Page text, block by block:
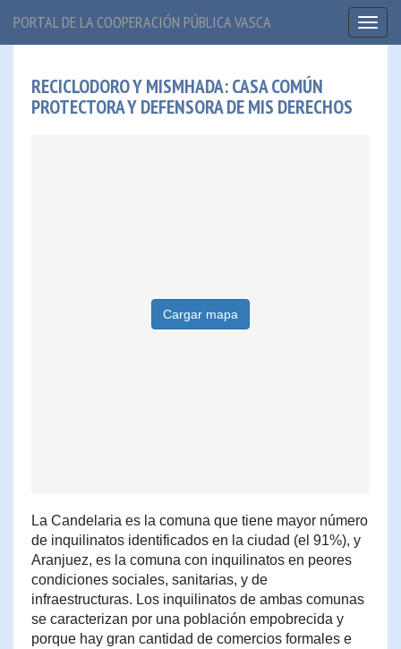
PORTAL DE LA COOPERACIÓN PÚBLICA VASCA
RECICLODORO Y MISMHADA: CASA COMÚN
PROTECTORA Y DEFENSORA DE MIS DERECHOS
Cargar mapa
La Candelaria es la comuna que tiene mayor número
de inquilinatos identificados en la ciudad (el 91%), y
Aranjuez, es la comuna con inquilinatos en peores
condiciones sociales, sanitarias, y de
infraestructuras. Los inquilinatos de ambas comunas
se caracterizan por una población empobrecida y
porque hay gran cantidad de comercios formales e